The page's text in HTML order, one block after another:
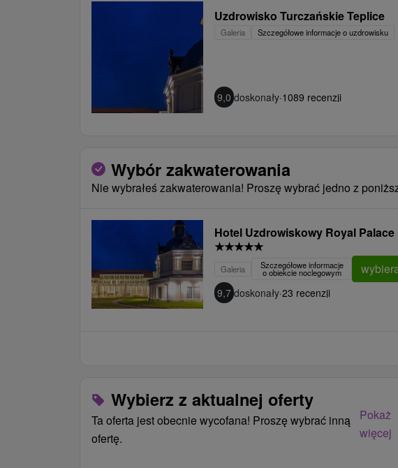
Uzdrowisko Turczańskie Teplice
Galeria Szczegółowe informacje o uzdrowisku
9,0 doskonały·1089 recenzji
Wybór zakwaterowania
Nie wybrałeś zakwaterowania! Proszę wybrać jedno z
Hotel Uzdrowiskowy Royal Palace
★★★★★
Galeria Szczegółowe informacje
o obiekcie noclegowym
9,7 doskonały·23 recenzji
Wybierz z aktualnej oferty
Ta oferta jest obecnie wycofana! Proszę wybrać inną
ofertę.
Pokaż
więcej